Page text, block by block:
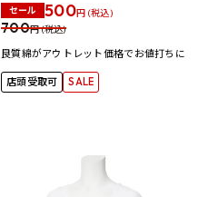
セール 500円 (税込)
700円 (税込)
良質綿がアウトレット価格でお値打ちに
店頭受取可 SALE